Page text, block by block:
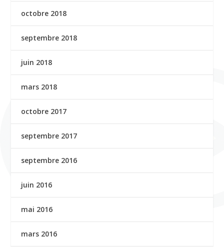
octobre 2018
septembre 2018
juin 2018
mars 2018
octobre 2017
septembre 2017
septembre 2016
juin 2016
mai 2016
mars 2016